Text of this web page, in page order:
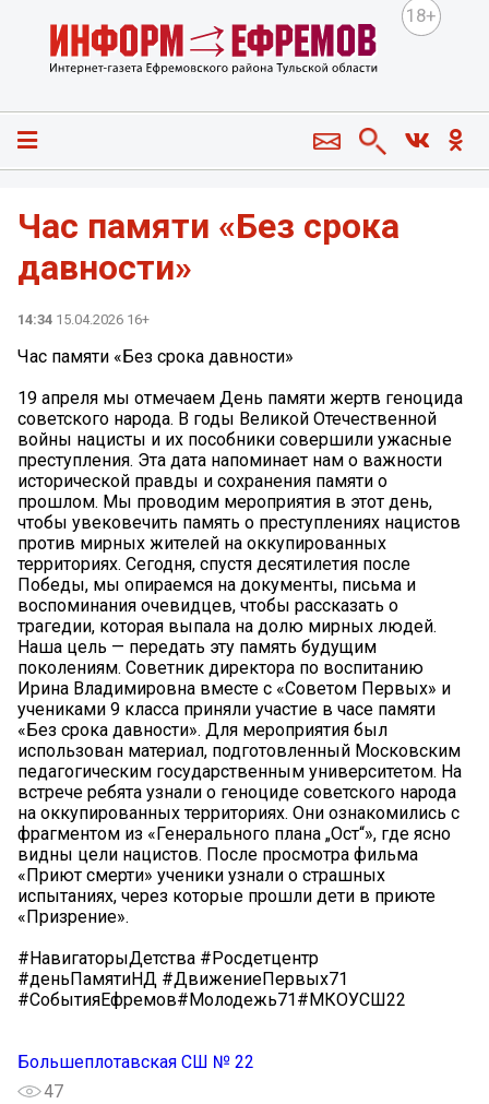
18+
️Час памяти «Без срока
давности»
14:34 15.04.2026 16+
️Час памяти «Без срока давности»
️19 апреля мы отмечаем День памяти жертв геноцида
советского народа. В годы Великой Отечественной
войны нацисты и их пособники совершили ужасные
преступления. Эта дата напоминает нам о важности
исторической правды и сохранения памяти о
прошлом. Мы проводим мероприятия в этот день,
чтобы увековечить память о преступлениях нацистов
против мирных жителей на оккупированных
территориях. Сегодня, спустя десятилетия после
Победы, мы опираемся на документы, письма и
воспоминания очевидцев, чтобы рассказать о
трагедии, которая выпала на долю мирных людей.
Наша цель — передать эту память будущим
поколениям. Советник директора по воспитанию
Ирина Владимировна вместе с «Советом Первых» и
учениками 9 класса приняли участие в часе памяти
«Без срока давности». Для мероприятия был
использован материал, подготовленный Московским
педагогическим государственным университетом. На
встрече ребята узнали о геноциде советского народа
на оккупированных территориях. Они ознакомились с
фрагментом из «Генерального плана „Ост“», где ясно
видны цели нацистов. После просмотра фильма
«Приют смерти» ученики узнали о страшных
испытаниях, через которые прошли дети в приюте
«Призрение».
#НавигаторыДетства #Росдетцентр
#деньПамятиНД #ДвижениеПервых71
#СобытияЕфремов#Молодежь71#МКОУСШ22
Большеплотавская СШ № 22
47